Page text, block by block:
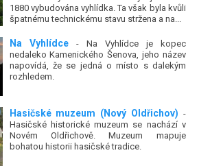
1880 vybudována vyhlídka. Ta však byla kvůli
špatnému technickému stavu stržena a na...
Na Vyhlídce- Na Vyhlídce je kopec
nedaleko Kamenického Šenova, jeho název
napovídá, že se jedná o místo s dalekým
rozhledem.
Hasičské muzeum (Nový Oldřichov) -
Hasičské historické muzeum se nachází v
Novém Oldřichově. Muzeum mapuje
bohatou historii hasičské tradice.